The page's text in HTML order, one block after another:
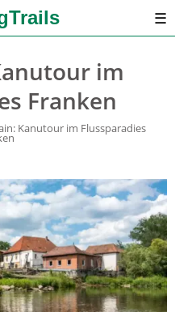
☰
im
Franken
Kanutour im Flussparadies